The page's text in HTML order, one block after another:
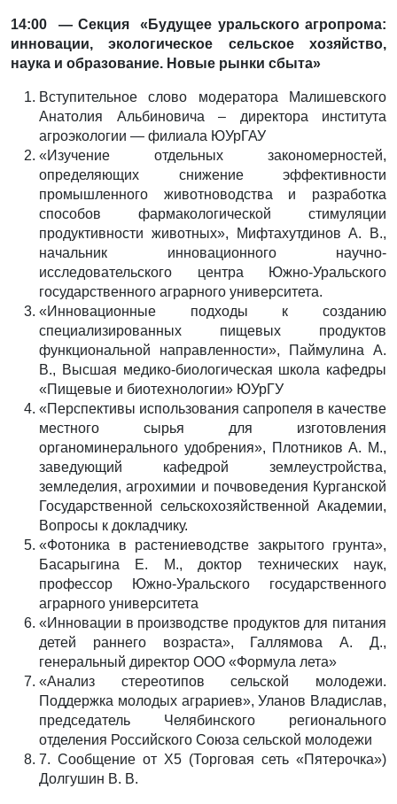
14:00 — Секция «Будущее уральского агропрома:
инновации, экологическое сельское хозяйство,
наука и образование. Новые рынки сбыта»
Вступительное слово модератора Малишевского
Анатолия Альбиновича – директора института
агроэкологии — филиала ЮУрГАУ
«Изучение отдельных закономерностей,
определяющих снижение эффективности
промышленного животноводства и разработка
способов фармакологической стимуляции
продуктивности животных», Мифтахутдинов А. В.,
начальник инновационного научно-
исследовательского центра Южно-Уральского
государственного аграрного университета.
«Инновационные подходы к созданию
специализированных пищевых продуктов
функциональной направленности», Паймулина А.
В., Высшая медико-биологическая школа кафедры
«Пищевые и биотехнологии» ЮУрГУ
«Перспективы использования сапропеля в качестве
местного сырья для изготовления
органоминерального удобрения», Плотников А. М.,
заведующий кафедрой землеустройства,
земледелия, агрохимии и почвоведения Курганской
Государственной сельскохозяйственной Академии,
Вопросы к докладчику.
«Фотоника в растениеводстве закрытого грунта»,
Басарыгина Е. М., доктор технических наук,
профессор Южно-Уральского государственного
аграрного университета
«Инновации в производстве продуктов для питания
детей раннего возраста», Галлямова А. Д.,
генеральный директор ООО «Формула лета»
«Анализ стереотипов сельской молодежи.
Поддержка молодых аграриев», Уланов Владислав,
председатель Челябинского регионального
отделения Российского Союза сельской молодежи
7. Сообщение от X5 (Торговая сеть «Пятерочка»)
Долгушин В. В.